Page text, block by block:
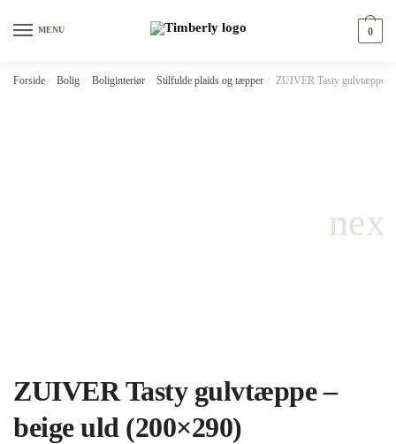
MENU 0
Forside Bolig Boliginteriør Stilfulde plaids og tæpper ZUIVER Tasty gulvtæppe –
ZUIVER Tasty gulvtæppe –
beige uld (200×290)